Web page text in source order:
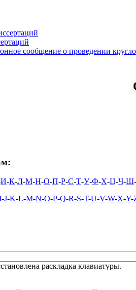
сообщение о проведении
И-К-Л-М-Н-О-П-Р-С-Т-У-Ф-Х-Ц-Ч-Ш-
-J-K-L-M-N-O-P-Q-R-S-T-U-V-W-X-Y-
раскладка клавиатуры.